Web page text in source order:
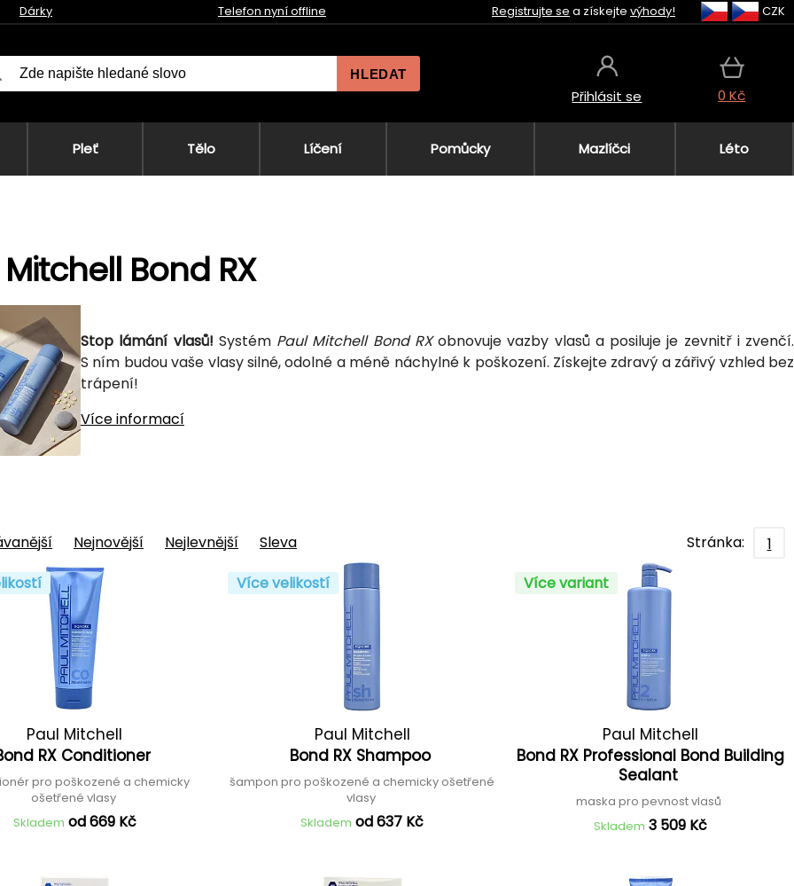
Dárky Telefon nyní offline Registrujte se a získejte výhody! CZK
HLEDAT
Přihlásit se 0 Kč
Pleť Tělo Líčení Pomůcky Mazlíčci Léto
Bond RX
Stop lámání vlasů! Systém Paul Mitchell Bond RXobnovuje vazby vlasů a posiluje je zevnitř i zvenčí.
S ním budou vaše vlasy silné, odolné a méně náchylné k poškození. Získejte zdravý a zářivý vzhled bez
trápení!
Více informací
Nejnovější Nejlevnější Sleva Stránka:
1
Paul Mitchell
RX Conditioner
pro poškozené a chemicky
ošetřené vlasy
Skladem od 669 Kč
Více velikostí
Paul Mitchell
Bond RX Shampoo
šampon pro poškozené a chemicky ošetřené
vlasy
Skladem od 637 Kč
Více variant
Paul Mitchell
Bond RX Professional Bond Building
Sealant
maska pro pevnost vlasů
Skladem 3 509 Kč